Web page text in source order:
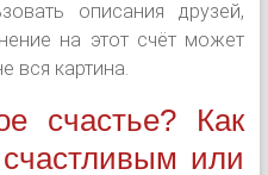
описания друзей,
на этот счёт может
вся картина.
счастье? Как
или